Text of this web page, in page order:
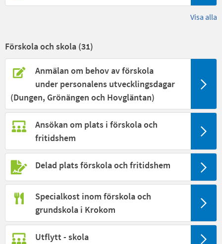
Visa alla
Förskola och skola (31)
Anmälan om behov av förskola
under personalens utvecklingsdagar
(Dungen, Grönängen och Hovgläntan)
Ansökan om plats i förskola och
fritidshem
Delad plats förskola och fritidshem
Specialkost inom förskola och
grundskola i Krokom
Utflytt - skola